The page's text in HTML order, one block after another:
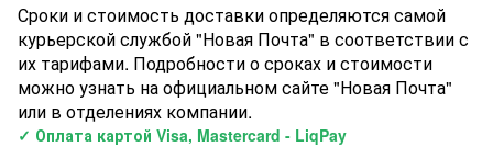
Сроки и стоимость доставки определяются самой
курьерской службой "Новая Почта" в соответствии с
их тарифами. Подробности о сроках и стоимости
можно узнать на официальном сайте "Новая Почта"
или в отделениях компании.
✓ Оплата картой Visa, Mastercard - LiqPay